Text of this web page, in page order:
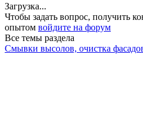
Загрузка...
Чтобы задать вопрос, получить
опытом войдите на форум
Все темы раздела
Смывки высолов, очистка